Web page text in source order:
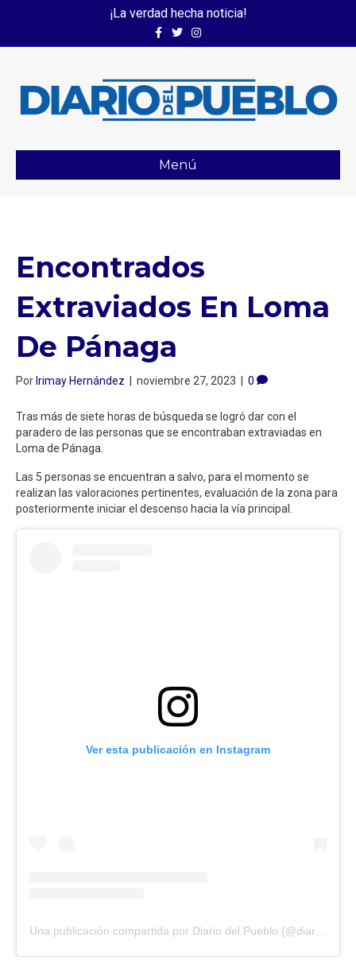
¡La verdad hecha noticia!
FacebookTwitterInstagram
Menú
Encontrados
Extraviados En Loma
De Pánaga
PorIrimay Hernández | noviembre 27, 2023 | 0
Tras más de siete horas de búsqueda se logró dar con el
paradero de las personas que se encontraban extraviadas en
Loma de Pánaga.
Las 5 personas se encuentran a salvo, para el momento se
realizan las valoraciones pertinentes, evaluación de la zona para
posteriormente iniciar el descenso hacia la vía principal.
Ver esta publicación en Instagram